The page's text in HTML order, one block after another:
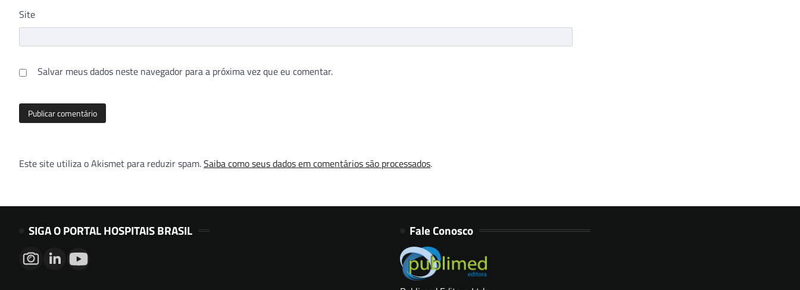
Site
Salvar meus dados neste navegador para a próxima vez que eu comentar.
Este site utiliza o Akismet para reduzir spam.Saiba como seus dados em comentários são processados.
SIGA O PORTAL HOSPITAIS BRASIL Fale Conosco